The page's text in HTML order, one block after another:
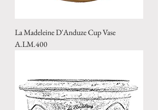
La Madeleine D'Anduze Cup Vase
A.LM.400